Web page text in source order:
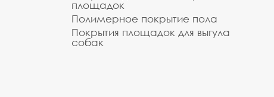
площадок
Полимерное покрытие пола
Покрытия площадок для выгула
собак